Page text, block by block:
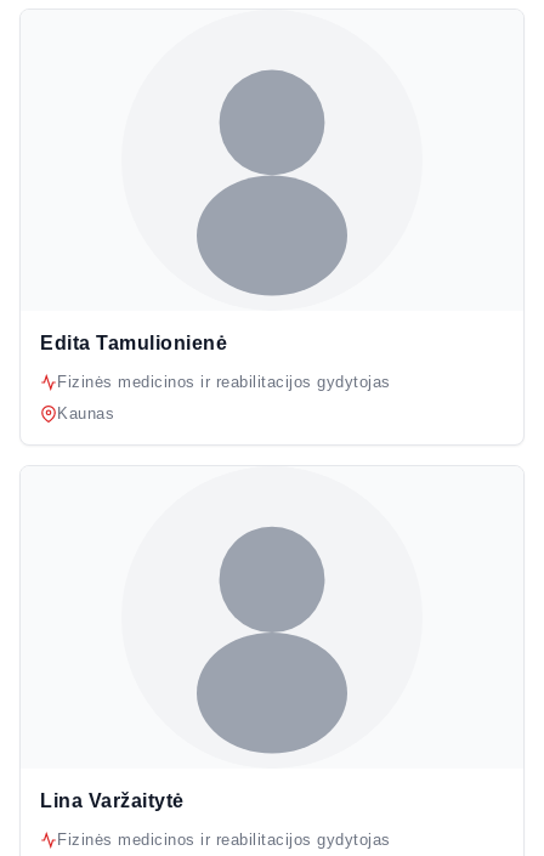
Edita Tamulionienė
Fizinės medicinos ir reabilitacijos gydytojas
Kaunas
Lina Varžaitytė
Fizinės medicinos ir reabilitacijos gydytojas